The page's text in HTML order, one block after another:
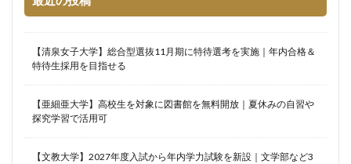
【清泉女子大学】総合型選抜11月期に特待選考を実施｜年内合格＆
特待生採用を目指せる
【亜細亜大学】高校生を対象に図書館を無料開放｜夏休みの自習や
探究学習で活用可
【文教大学】2027年度入試から年内学力試験を新設｜文学部など3